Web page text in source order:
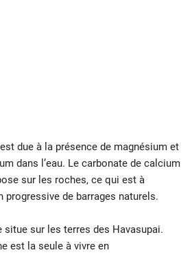
due à la présence de magnésium et
dans l’eau. Le carbonate de calcium
sur les roches, ce qui est à
progressive de barrages naturels.
situe sur les terres des Havasupai.
est la seule à vivre en